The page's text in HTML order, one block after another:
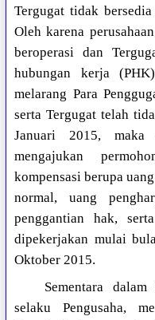
Tergugat tidak
Oleh karena
beroperasi dan
hubungan kerja
melarang Para
serta Tergugat telah
Januari 2015, maka
mengajukan
kompensasi berupa
normal, uang
penggantian hak,
dipekerjakan mulai
Oktober 2015.
Sementara
selaku Pengusaha,